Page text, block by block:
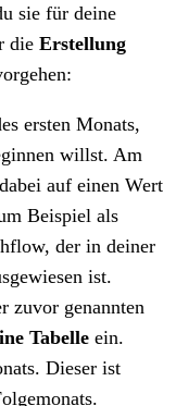
sie für deine
die Erstellung
ersten Monats,
willst. Am
auf einen Wert
Beispiel als
der in deiner
ist.
zuvor genannten
Tabelle ein.
Dieser ist